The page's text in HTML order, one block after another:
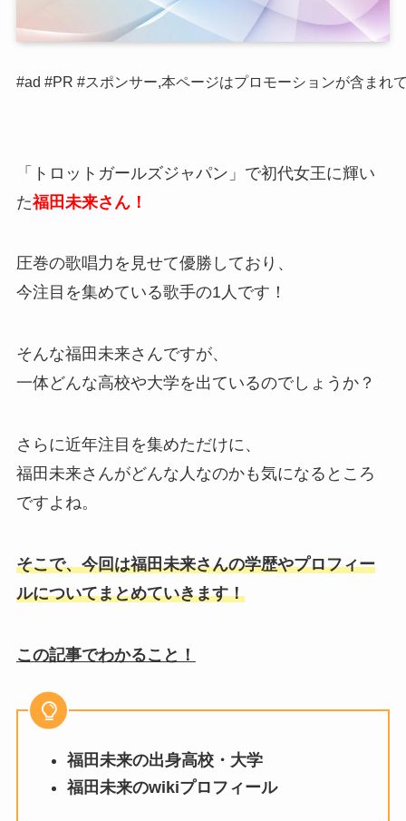
#ad #PR #スポンサー,本ページはプロモーションが含まれ
「トロットガールズジャパン」で初代女王に輝い
た福田未来さん！
圧巻の歌唱力を見せて優勝しており、
今注目を集めている歌手の1人です！
そんな福田未来さんですが、
一体どんな高校や大学を出ているのでしょうか？
さらに近年注目を集めただけに、
福田未来さんがどんな人なのかも気になるところ
ですよね。
そこで、今回は福田未来さんの学歴やプロフィー
ルについてまとめていきます！
この記事でわかること！
福田未来の出身高校・大学
福田未来のwikiプロフィール